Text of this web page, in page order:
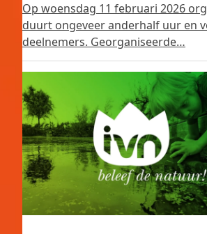
Op woensdag 11 februari 2026
duurt ongeveer anderhalf uur en
deelnemers. Georganiseerde…